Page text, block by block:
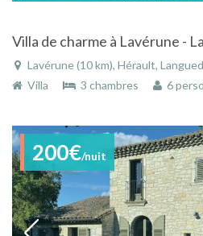
Lavérune (10 km), Hérault,
Villa
3 chambres 6
200€/nuit